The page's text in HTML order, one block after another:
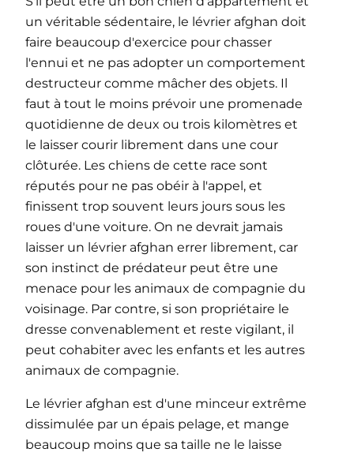
un véritable sédentaire, le lévrier afghan doit
faire beaucoup d'exercice pour chasser
l'ennui et ne pas adopter un comportement
destructeur comme mâcher des objets. Il
faut à tout le moins prévoir une promenade
quotidienne de deux ou trois kilomètres et
le laisser courir librement dans une cour
clôturée. Les chiens de cette race sont
réputés pour ne pas obéir à l'appel, et
finissent trop souvent leurs jours sous les
roues d'une voiture. On ne devrait jamais
laisser un lévrier afghan errer librement, car
son instinct de prédateur peut être une
menace pour les animaux de compagnie du
voisinage. Par contre, si son propriétaire le
dresse convenablement et reste vigilant, il
peut cohabiter avec les enfants et les autres
animaux de compagnie.
Le lévrier afghan est d'une minceur extrême
dissimulée par un épais pelage, et mange
beaucoup moins que sa taille ne le laisse